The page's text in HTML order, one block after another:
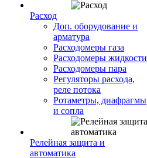
Расход
Доп. оборудование и
арматура
Расходомеры газа
Расходомеры жидкости
Расходомеры пара
Регуляторы расхода,
реле потока
Ротаметры, диафрагмы
и сопла
Релейная защита и
автоматика